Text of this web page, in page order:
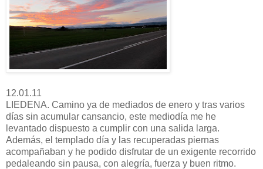
12.01.11
LIEDENA. Camino ya de mediados de enero y tras varios
días sin acumular cansancio, este mediodía me he
levantado dispuesto a cumplir con una salida larga.
Además, el templado día y las recuperadas piernas
acompañaban y he podido disfrutar de un exigente recorrido
pedaleando sin pausa, con alegría, fuerza y buen ritmo.